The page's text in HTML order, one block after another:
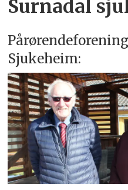
Surnadal
Sjukeheim: